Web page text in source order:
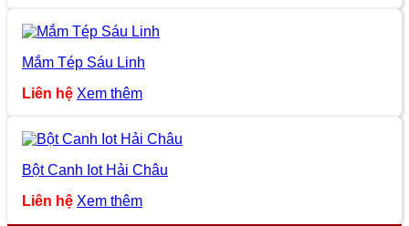
Mắm Tép Sáu Linh
Liên hệ Xem thêm
Bột Canh Iot Hải Châu
Liên hệ Xem thêm